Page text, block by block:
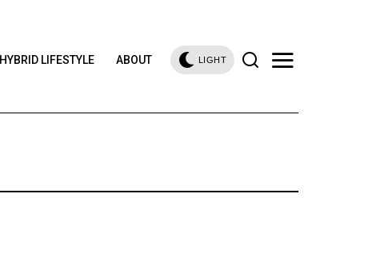
HYBRID LIFESTYLE ABOUT LIGHT